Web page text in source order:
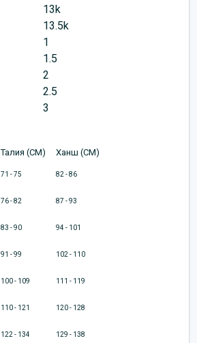
13k
13.5k
1
1.5
2
2.5
3
Талия (CM) Ханш (CM)
71 - 75 82 - 86
76 - 82 87 - 93
83 - 90 94 - 101
91 - 99 102 - 110
100 - 109 111 - 119
110 - 121 120 - 128
122 - 134 129 - 138